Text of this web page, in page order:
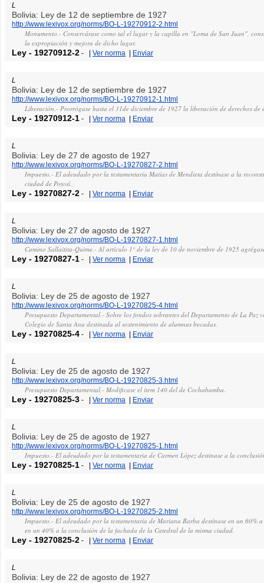
L
Bolivia: Ley de 12 de septiembre de 1927
http://www.lexivox.org/norms/BO-L-19270912-2.html
Monumento.- Conservárase como tal el lugar y la capilla en "Loma de San Juan",
la expropiación y mejora de dicho lugar.
Ley - 19270912-2 - |Ver norma | Enviar
L
Bolivia: Ley de 12 de septiembre de 1927
http://www.lexivox.org/norms/BO-L-19270912-1.html
Liberación.- Prorrógase hasta el 31de diciembre de 1927 la liberación de derechos
Ley - 19270912-1 - |Ver norma | Enviar
L
Bolivia: Ley de 27 de agosto de 1927
http://www.lexivox.org/norms/BO-L-19270827-2.html
Impuesto.- El adeudado por la testamentaría Matías de Mendieta destínase a la
ciudad de Potosí.
Ley - 19270827-2 - |Ver norma | Enviar
L
Bolivia: Ley de 27 de agosto de 1927
http://www.lexivox.org/norms/BO-L-19270827-1.html
Camino Sallaitita-Quime.- Al artículo 1° de la ley de 10 de noviembre de 1925
Ley - 19270827-1 - |Ver norma | Enviar
L
Bolivia: Ley de 25 de agosto de 1927
http://www.lexivox.org/norms/BO-L-19270825-4.html
Presupuesto Departamental.- Sobre los fondos sobrantes del Departamento de La
Colegio de Santa Ana destinada al sostenimiento de alumnas becadas.
Ley - 19270825-4 - |Ver norma | Enviar
L
Bolivia: Ley de 25 de agosto de 1927
http://www.lexivox.org/norms/BO-L-19270825-3.html
Presupuesto Departamental.- Modificase el ítem 140 del de Cochabamba.
Ley - 19270825-3 - |Ver norma | Enviar
L
Bolivia: Ley de 25 de agosto de 1927
http://www.lexivox.org/norms/BO-L-19270825-1.html
Impuesto.- El adeudado por la testamentaria de Carmen López destinase a la
Ley - 19270825-1 - |Ver norma | Enviar
L
Bolivia: Ley de 25 de agosto de 1927
http://www.lexivox.org/norms/BO-L-19270825-2.html
Impuesto.- El adeudado por la testamentaría de Mariana Barba destínase en un 60%
en un 40% a la conclusión de la fachada de la Catedral de la misma ciudad.
Ley - 19270825-2 - |Ver norma | Enviar
L
Bolivia: Ley de 22 de agosto de 1927